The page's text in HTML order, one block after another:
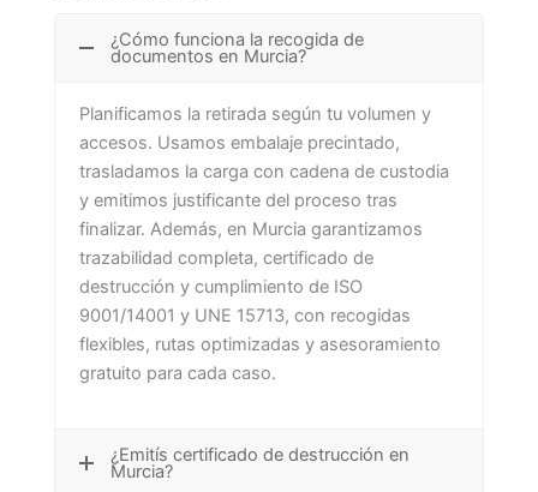
¿Cómo funciona la recogida de
documentos en Murcia?
Planificamos la retirada según tu volumen y
accesos. Usamos embalaje precintado,
trasladamos la carga con cadena de custodia
y emitimos justificante del proceso tras
finalizar. Además, en Murcia garantizamos
trazabilidad completa, certificado de
destrucción y cumplimiento de ISO
9001/14001 y UNE 15713, con recogidas
flexibles, rutas optimizadas y asesoramiento
gratuito para cada caso.
¿Emitís certificado de destrucción en
Murcia?